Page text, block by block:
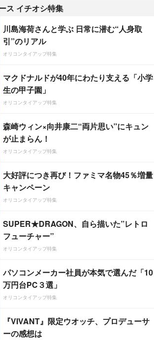
ス イチオシ特集
川島海荷さんと学ぶ 日常に潜む“人身取
引”のリアル
オリコンタイアップ特集
マクドナルドが40年にわたり支える「小学
生の甲子園」
オリコンタイアップ特集
森崎ウィン×向井康二“両片思い”にキュン
が止まらん！
オリコンタイアップ特集
大好評につき再び！ファミマ名物45％増量
キャンペーン
オリコンタイアップ特集
SUPER★DRAGON、自ら描いた”レトロ
フューチャー”
オリコンタイアップ特集
パソコンメーカー社員が本気で選んだ「10
万円台PC３選」
オリコンタイアップ特集
『VIVANT』限定ウオッチ、プロデューサ
ーの感想は